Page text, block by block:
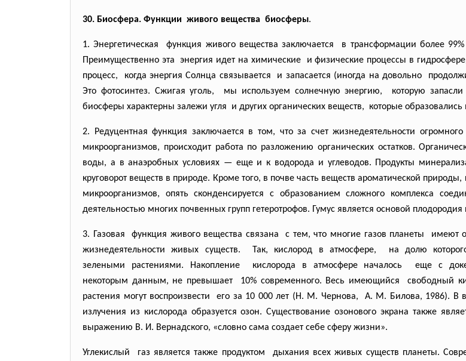
30. Биосфера. Функции живого вещества биосферы.
1. Энергетическая функция живого веществазаключается в трансформации более
Преимущественно эта энергия идет на химические и физические процессы в
процесс, когда энергия Солнца связывается и запасается (иногда на довольно
Это фотосинтез. Сжигая уголь, мы используем солнечнуюэнергию, которую
биосферы характерны залежи угля и других органических веществ, которые образовались
2. Редуцентная функция заключается в том, что за счет жизнедеятельности
микроорганизмов, происходит работа по разложению органических остатков.
воды, а в анаэробных условиях — еще и к водорода и углеводов. Продукты
круговорот веществ в природе. Кроме того, в почве часть веществ ароматической
микроорганизмов, опять сконденсируется с образованием сложного комплекса
деятельностью многих почвенных групп гетеротрофов. Гумус является основой плодородия
3. Газовая функция живого вещества связана с тем, что многие газов планеты имеют
жизнедеятельности живых существ. Так, кислород в атмосфере, на долю
зелеными растениями. Накопление кислорода в атмосфере началось еще с
некоторым данным, не превышает 10% современного. Весь имеющийся свободный
растения могут воспроизвести его за 10 000 лет (Н. М. Чернова, А. М. Билова, 1986). В
излучения из кислорода образуется озон. Существование озонового экрана также
выражению В. И. Вернадского, «словно сама создает себе сферу жизни».
Углекислый газ является также продуктом дыхания всех живых существ планеты.